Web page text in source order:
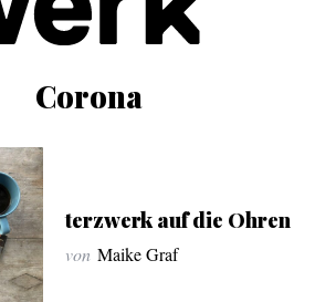
Corona
terzwerk auf die Ohren
von Maike Graf